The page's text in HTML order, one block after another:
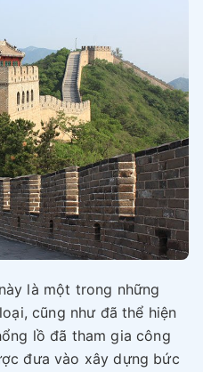
là một trong những
cũng như đã thể hiện
lồ đã tham gia công
đưa vào xây dựng bức